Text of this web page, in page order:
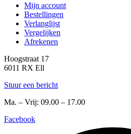
Mijn account
Bestellingen
Verlanglijst
Vergelijken
Afrekenen
Hoogstraat 17
6011 RX Ell
Stuur een bericht
Ma. – Vrij: 09.00 – 17.00
Facebook